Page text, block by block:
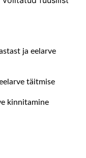
ja eelarve
täitmise
kinnitamine